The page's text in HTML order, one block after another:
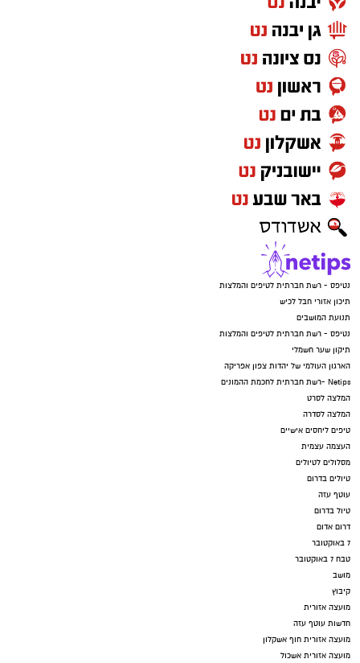
נטיפס - רשת חברתית לטיפים והמלצות
תיכון אזורי חבל לכיש
תנועת המושבים
נטיפס - רשת חברתית לטיפים והמלצות
תיקון שער חשמלי
הארגון העולמי של יהדות צפון אפריקה
Netips -רשת חברתית לחכמת ההמונים
המלצה לסרט
המלצה לסדרה
טיפים ליחסים אישיים
העצמה עצמית
מסלולים לטיולים
טיולים בדרום
עוטף עזה
טיול בדרום
דרום אדום
7 באוקטובר
טבח 7 באוקטובר
מושב
קיבוץ
מועצה אזורית
חדשות עוטף עזה
מועצה אזורית חוף אשקלון
מועצה אזורית אשכול